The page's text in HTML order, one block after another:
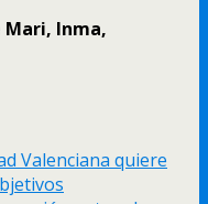
Mari, Inma,
Valenciana quiere